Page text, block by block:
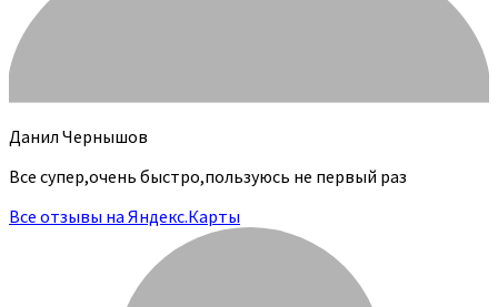
Данил Чернышов
Все супер,очень быстро,пользуюсь не первый раз
Все отзывы на Яндекс.Карты